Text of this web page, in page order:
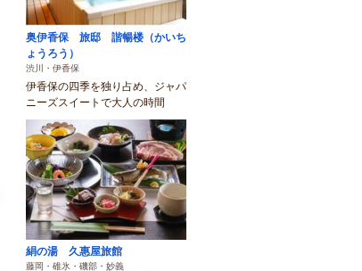
奥伊香保 旅邸 諧暢楼（かいち
ょうろう）
渋川・伊香保
伊香保の四季を独り占め、ジャパ
ニーズスイートで大人の時間
絹の湯 久惠屋旅館
藤岡・碓氷・磯部・妙義